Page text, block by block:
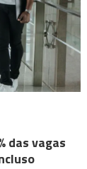
das vagas